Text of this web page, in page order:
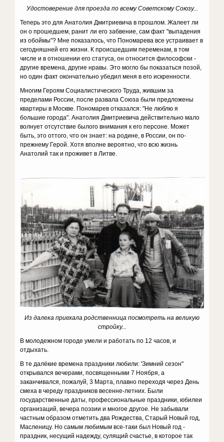
Удостоверение для проезда по всему Советскому Союзу...
Теперь это для Анатолия Дмитриевича в прошлом. Жалеет ли
он о прошедшем, ранит ли его забвение, сам факт "выпадения
из обоймы"? Мне показалось, что Пономарева все устраивает в
сегодняшней его жизни. К происшедшим переменам, в том
числе и в отношении его статуса, он относится философски -
другие времена, другие нравы. Это могло бы показаться позой,
но один факт окончательно убедил меня в его искренности.
Многим Героям Социалистического Труда, жившим за
пределами России, после развала Союза были предложены
квартиры в Москве. Пономарев отказался: "Не люблю я
большие города". Анатолия Дмитриевича действительно мало
волнует отсутствие былого внимания к его персоне. Может
быть, это оттого, что он знает: на родине, в России, он по-
прежнему Герой. Хотя вполне вероятно, что всю жизнь
Анатолий так и проживет в Литве.
Из далека приехала родственница посмотреть на великую
стройку...
В молодежном городе умели и работать по 12 часов, и
отдыхать.
В те далёкие времена праздники любили: 'Зимний сезон"
открывался вечерами, посвященными 7 Ноября, а
заканчивался, пожалуй, 3 Марта, плавно переходя через День
смеха в череду праздников весенне-летних. Были
государственные даты, профессиональные праздники, юбилеи
организаций, вечера поэзии и многое другое. Не забывали
частным образом отметить два Рождества, Старый Новый год,
Масленицу. Но самым любимым все-таки был Новый год -
праздник, несущий надежду, сулящий счастье, в которое так